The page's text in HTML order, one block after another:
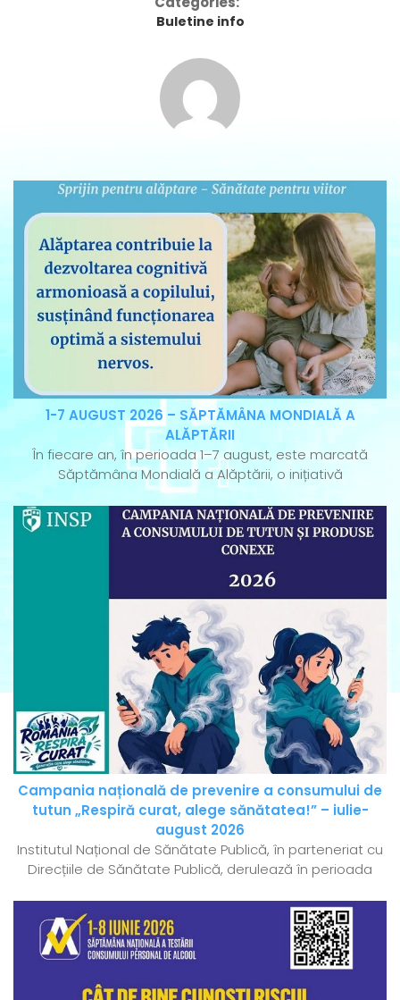
Buletine info
1-7 AUGUST 2026 – SĂPTĂMÂNA MONDIALĂ A
ALĂPTĂRII
În fiecare an, în perioada 1–7 august, este marcată
Săptămâna Mondială a Alăptării, o inițiativă
Campania națională de prevenire a consumului de
tutun „Respiră curat, alege sănătatea!” – iulie-
august 2026
Institutul Național de Sănătate Publică, în parteneriat cu
Direcțiile de Sănătate Publică, derulează în perioada